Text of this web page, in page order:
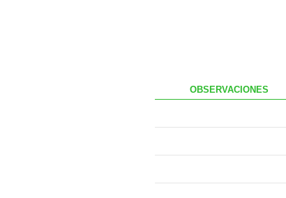
OBS ERVACIONES